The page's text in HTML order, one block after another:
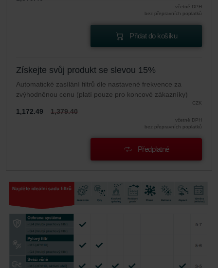
Zehnder Polska Sp. z o.o.: Oświadczenie o ochronie
Zehnder Group UK Limited: Privacy Policy
včetně DPH
bez přepravních poplatků
Přidat do košíku
Získejte svůj produkt se slevou 15%
Automatické zasílání filtrů dle nastavené frekvence za
zvýhodněnou cenu (platí pouze pro koncové zákazníky)
CZK
1,172.49 1,379.40
včetně DPH
bez přepravních poplatků
Předplatné